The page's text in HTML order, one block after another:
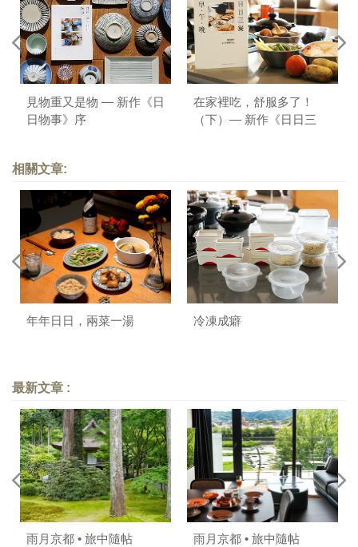
見物重又是物 — 新作《日
日物事》序
在家裡吃，舒服多了！
（下）— 新作《日日三
相關文章:
年年日日，兩菜一湯 冷凍成癖
最新文章 :
雨月京都 • 旅中隨帖
雨月京都 • 旅中隨帖